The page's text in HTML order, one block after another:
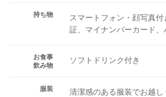
持ち物
スマートフォン・顔写真
証、マイナンバーカード、
お食事
飲み物
ソフトドリンク付き
服装 清潔感のある服装でお越し